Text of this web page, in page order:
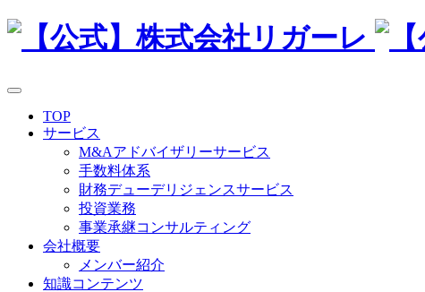
TOP
サービス
M&Aアドバイザリーサービス
手数料体系
財務デューデリジェンスサービス
投資業務
事業承継コンサルティング
会社概要
メンバー紹介
知識コンテンツ